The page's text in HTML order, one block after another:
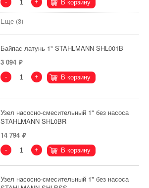
- + В корзину
Еще (3)
Байпас латунь 1" STAHLMANN SHL001B
3 094
- + В корзину
Узел насосно-смесительный 1" без насоса
STAHLMANN SHL0BR
14 794
- + В корзину
Узел насосно-смесительный 1" без насоса